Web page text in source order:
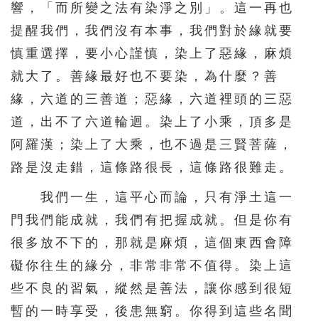
響，「而所變之法有染淨之別」。這一再也
提醒我們，我們沒有本事，我們對於緣就要
慎重選擇，要小心謹慎，染上了惡緣，麻煩
就大了。善緣最好也不要染，為什麼？善
緣，六道的三善道；惡緣，六道裡頭的三惡
道，出不了六道輪迴。染上了小乘，頂多是
阿羅漢；染上了大乘，也不過是三賢菩薩，
路是沒走錯，這條路很長，這條路很難走。
我們一生，這平心而論，只有淨土這一
門我們能成就，我們有把握成就。但是你有
很多放不下的，那就是麻煩，這個東西會障
礙你往生的緣分，非常非常不值得。染上這
些不良的習氣，縱然是善法，讓你感到很短
暫的一時享受，後患無窮。你得到這些名聞